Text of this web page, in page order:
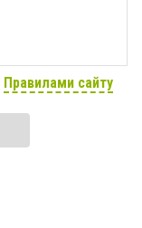
Правилами сайту